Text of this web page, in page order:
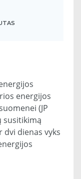
energijos
(JP
susitikimą
dienas vyks